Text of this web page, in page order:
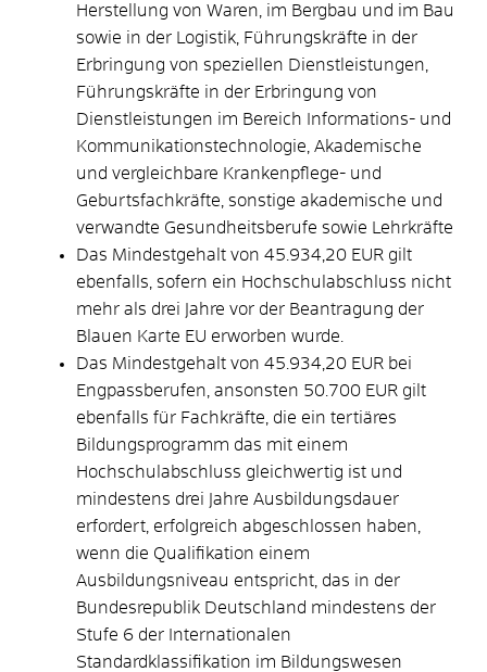
Herstellung von Waren, im Bergbau und im Bau
sowie in der Logistik, Führungskräfte in der
Erbringung von speziellen Dienstleistungen,
Führungskräfte in der Erbringung von
Dienstleistungen im Bereich Informations- und
Kommunikationstechnologie, Akademische
und vergleichbare Krankenpflege- und
Geburtsfachkräfte, sonstige akademische und
verwandte Gesundheitsberufe sowie Lehrkräfte
Das Mindestgehalt von 45.934,20 EUR gilt
ebenfalls, sofern ein Hochschulabschluss nicht
mehr als drei Jahre vor der Beantragung der
Blauen Karte EU erworben wurde.
Das Mindestgehalt von 45.934,20 EUR bei
Engpassberufen, ansonsten 50.700 EUR gilt
ebenfalls für Fachkräfte, die ein tertiäres
Bildungsprogramm das mit einem
Hochschulabschluss gleichwertig ist und
mindestens drei Jahre Ausbildungsdauer
erfordert, erfolgreich abgeschlossen haben,
wenn die Qualifikation einem
Ausbildungsniveau entspricht, das in der
Bundesrepublik Deutschland mindestens der
Stufe 6 der Internationalen
Standardklassifikation im Bildungswesen